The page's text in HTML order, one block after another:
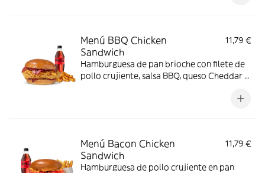
Menú BBQ Chicken
Sandwich
11,79 €
Hamburguesa de pan brioche con filete de
pollo crujiente, salsa BBQ, queso Cheddar y
Menú Bacon Chicken
Sandwich
11,79 €
Hamburguesa de pollo crujiente en pan